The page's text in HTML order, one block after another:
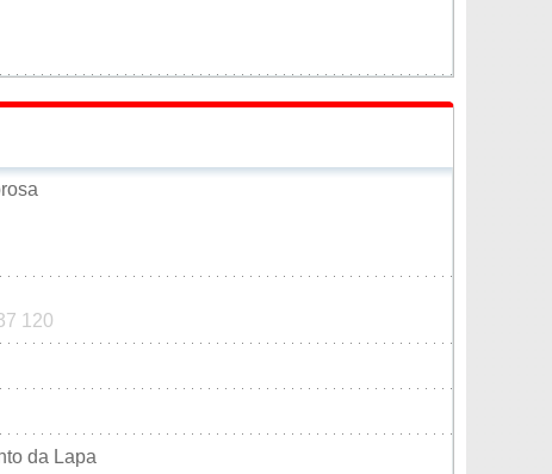
120
da Lapa